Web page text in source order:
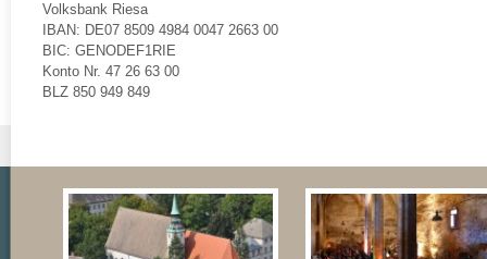
Volksbank Riesa
IBAN: DE07 8509 4984 0047 2663 00
BIC: GENODEF1RIE
Konto Nr. 47 26 63 00
BLZ 850 949 849